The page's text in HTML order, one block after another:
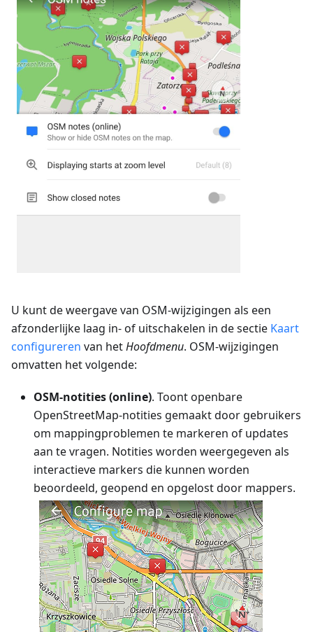
U kunt de weergave van OSM-wijzigingen als een
afzonderlijke laag in- of uitschakelen in de sectie Kaart
configureren van hetHoofdmenu. OSM-wijzigingen
omvatten het volgende:
OSM-notities (online). Toont openbare
OpenStreetMap-notities gemaakt door gebruikers
om mappingproblemen te markeren of updates
aan te vragen. Notities worden weergegeven als
interactieve markers die kunnen worden
beoordeeld, geopend en opgelost door mappers.